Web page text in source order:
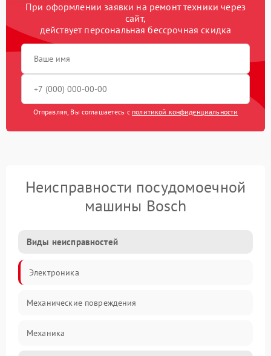
При оформлении заявки на ремонт техники через
сайт,
действует персональная бессрочная скидка
Отправляя, Вы соглашаетесь с политикой конфиденциальности
Неисправности посудомоечной
машины Bosch
Виды неисправностей
Электроника
Механические повреждения
Механика